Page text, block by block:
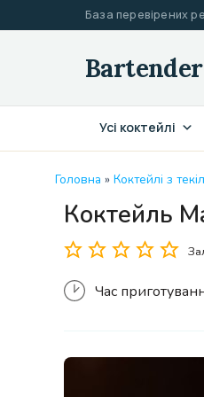
до
База перевірених
Усі коктейлі
Головна » Коктейлі з
Коктейль
Час